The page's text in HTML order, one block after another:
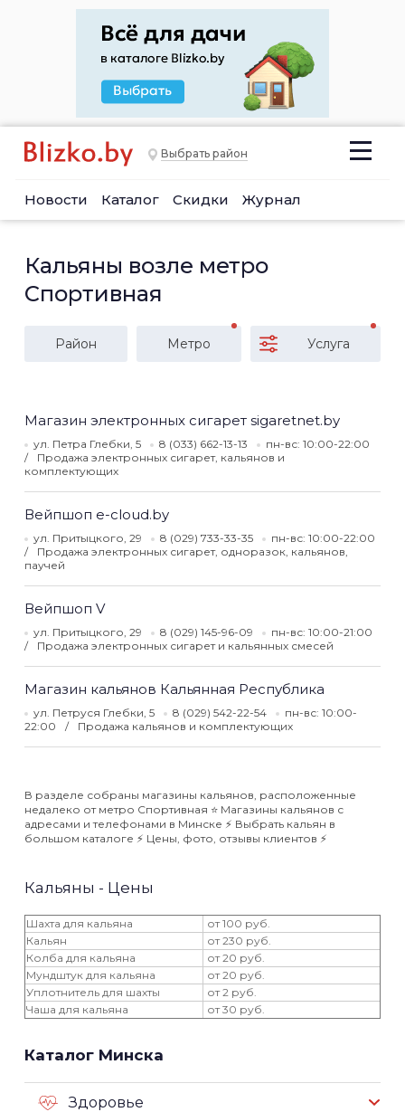
Выбрать район
Новости Каталог Скидки Журнал
Кальяны возле метро
Спортивная
Район Метро Услуга
Магазин электронных сигарет sigaretnet.by
ул. Петра Глебки, 5 8 (033) 662-13-13
пн-вс: 10:00-22:00
Продажа электронных сигарет, кальянов и
комплектующих
Вейпшоп e-cloud.by
ул. Притыцкого, 29 8 (029) 733-33-35
пн-вс: 10:00-22:00
Продажа электронных сигарет, одноразок, кальянов,
паучей
Вейпшоп V
ул. Притыцкого, 29 8 (029) 145-96-09
пн-вс: 10:00-21:00
Продажа электронных сигарет и кальянных смесей
Магазин кальянов Кальянная Республика
ул. Петруся Глебки, 5 8 (029) 542-22-54
пн-вс: 10:00-
22:00
Продажа кальянов и комплектующих
В разделе собраны магазины кальянов, расположенные
недалеко от метро Спортивная ⭐️ Магазины кальянов с
адресами и телефонами в Минске ⚡️ Выбрать кальян в
большом каталоге ⚡️ Цены, фото, отзывы клиентов ⚡️
Кальяны - Цены
Шахта для кальяна
от 100 руб.
Кальян
от 230 руб.
Колба для кальяна
от 20 руб.
Мундштук для кальяна
от 20 руб.
Уплотнитель для шахты
от 2 руб.
Чаша для кальяна
от 30 руб.
Каталог Минска
Здоровье